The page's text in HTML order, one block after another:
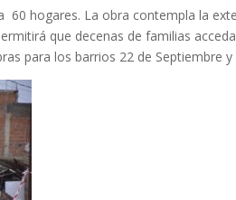
60 hogares. La obra contempla la
que decenas de familias
para los barrios 22 de Septiembre y